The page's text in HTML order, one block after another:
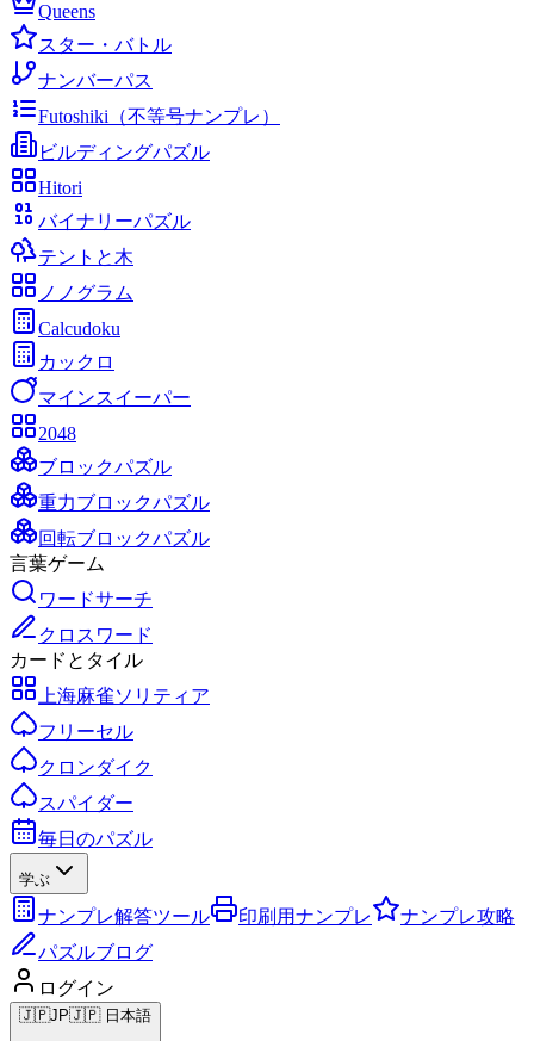
Queens
スター・バトル
ナンバーパス
Futoshiki（不等号ナンプレ）
ビルディングパズル
Hitori
バイナリーパズル
テントと木
ノノグラム
Calcudoku
カックロ
マインスイーパー
2048
ブロックパズル
重力ブロックパズル
回転ブロックパズル
言葉ゲーム
ワードサーチ
クロスワード
カードとタイル
上海麻雀ソリティア
フリーセル
クロンダイク
スパイダー
毎日のパズル
学ぶ
ナンプレ解答ツール 印刷用ナンプレ
ナンプレ攻略
パズルブログ
ログイン
🇯🇵JP🇯🇵 日本語